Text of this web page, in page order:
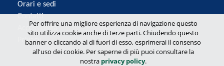
Orari e sedi
Contatti
Accessibilità
Privacy
Per offrire una migliore esperienza di navigazione questo
sito utilizza cookie anche di terze parti. Chiudendo questo
banner o cliccando al di fuori di esso, esprimerai il consenso
all'uso dei cookie. Per saperne di più puoi consultare la
nostra privacy policy.